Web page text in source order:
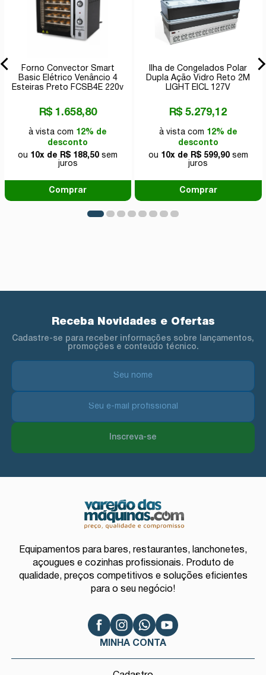
Forno Convector Smart
Basic Elétrico Venâncio 4
Esteiras Preto FCSB4E 220v
R$ 1.658,80
à vista com 12% de
desconto
ou 10x de R$ 188,50 sem
juros
Comprar
Ilha de Congelados Polar
Dupla Ação Vidro Reto 2M
LIGHT EICL 127V
R$ 5.279,12
à vista com 12% de
desconto
ou 10x de R$ 599,90sem
juros
Comprar
Receba Novidades e Ofertas
Cadastre-se para receber informações sobre lançamentos,
promoções e conteúdo técnico.
Inscreva-se
Equipamentos para bares, restaurantes, lanchonetes,
açougues e cozinhas profissionais. Produto de
qualidade, preços competitivos e soluções eficientes
para o seu negócio!
MINHA CONTA